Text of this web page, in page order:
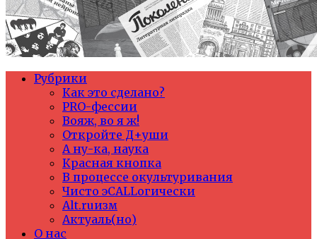
Рубрики
Как это сделано?
PRO-фессии
Вояж, во я ж!
Откройте Д+уши
А ну-ка, наука
Красная кнопка
В процессе окультуривания
Чисто эCALLогически
Alt.ruизм
Актуаль(но)
О нас